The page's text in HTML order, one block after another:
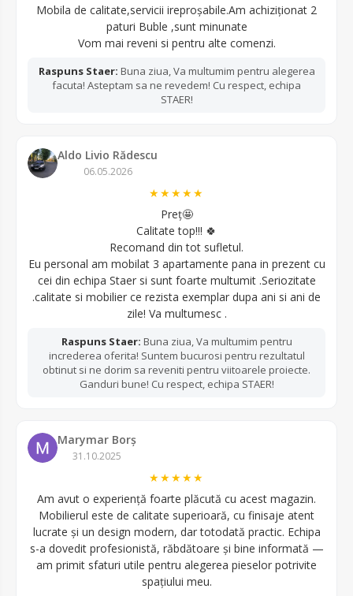
Mobila de calitate,servicii ireproșabile.Am achiziționat 2
paturi Buble ,sunt minunate
Vom mai reveni si pentru alte comenzi.
Raspuns Staer: Buna ziua, Va multumim pentru alegerea
facuta! Asteptam sa ne revedem! Cu respect, echipa
STAER!
Aldo Livio Rădescu
06.05.2026
★★★★★
Preț🤩
Calitate top!!! 🍀
Recomand din tot sufletul.
Eu personal am mobilat 3 apartamente pana in prezent cu
cei din echipa Staer si sunt foarte multumit .Seriozitate
.calitate si mobilier ce rezista exemplar dupa ani si ani de
zile! Va multumesc .
Raspuns Staer: Buna ziua, Va multumim pentru
increderea oferita! Suntem bucurosi pentru rezultatul
obtinut si ne dorim sa reveniti pentru viitoarele proiecte.
Ganduri bune! Cu respect, echipa STAER!
Marymar Borș
31.10.2025
★★★★★
Am avut o experiență foarte plăcută cu acest magazin.
Mobilierul este de calitate superioară, cu finisaje atent
lucrate și un design modern, dar totodată practic. Echipa
s-a dovedit profesionistă, răbdătoare și bine informată —
am primit sfaturi utile pentru alegerea pieselor potrivite
spațiului meu.